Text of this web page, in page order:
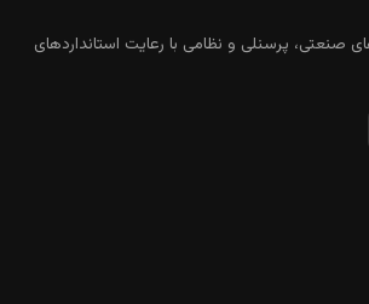
صنعتی، پرسنلی و نظامی با رعایت استانداردهای